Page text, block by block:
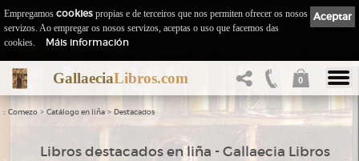
GallaeciaLibros.com 0
:: Comezo > Catálogo en liña > Destacados
Libros destacados en liña - Gallaecia Libros
Aceptar
Empregamos cookies propias e de terceiros que nos permiten ofrecer os nosos
servizos. Ao empregar os nosos servizos, aceptas o uso que facemos das
cookies.
Máis información